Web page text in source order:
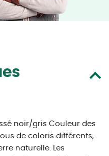
noir/gris Couleur des
de coloris différents,
naturelle. Les